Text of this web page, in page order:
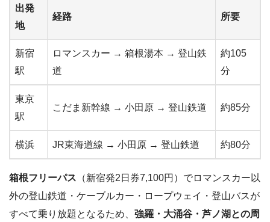
出発
地
経路 所要
新宿
駅
ロマンスカー → 箱根湯本 → 登山鉄
道
約105
分
東京
駅
こだま新幹線 → 小田原 → 登山鉄道 約85分
横浜 JR東海道線 → 小田原 → 登山鉄道 約80分
箱根フリーパス （新宿発2日券7,100円）でロマンスカー以
外の登山鉄道・ケーブルカー・ロープウェイ・登山バスが
すべて乗り放題となるため、 強羅・大涌谷・芦ノ湖との周